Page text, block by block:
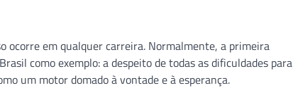
ocorre em qualquer carreira. Normalmente, a primeira
como exemplo: a despeito de todas as dificuldades para
um motor domado à vontade e à esperança.